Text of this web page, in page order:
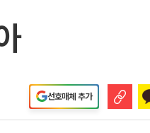
선호매체 추가